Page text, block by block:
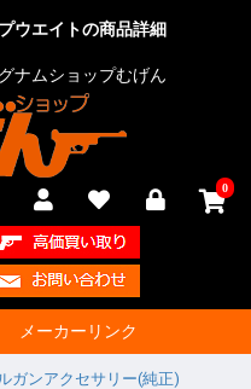
ウエイトの商品詳細
ナムショップむげん
0
メーカーリンク
ガンアクセサリー(純正)